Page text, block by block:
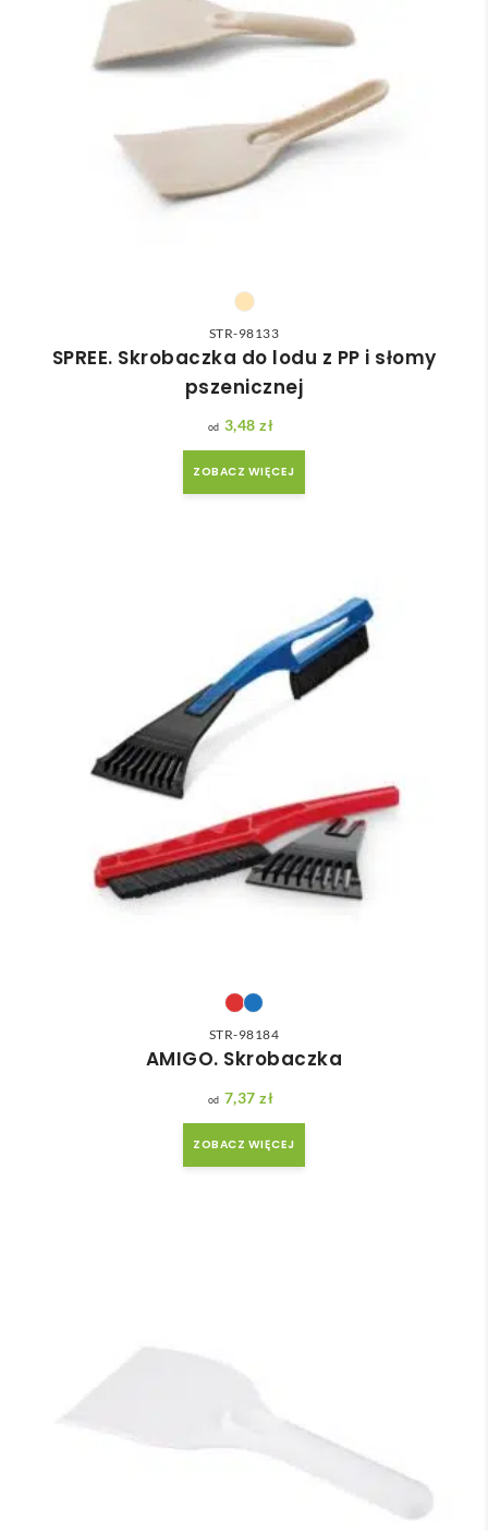
STR-98133
SPREE. Skrobaczka do lodu z PP i słomy
pszenicznej
3,48 zł
ZOBACZ WIĘCEJ
STR-98184
AMIGO. Skrobaczka
7,37 zł
ZOBACZ WIĘCEJ